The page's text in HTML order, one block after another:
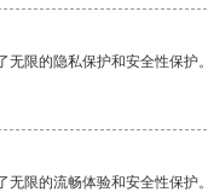
无限的隐私保护和安全性保护
无限的流畅体验和安全性保护